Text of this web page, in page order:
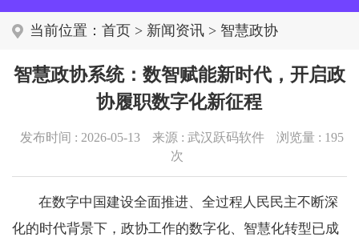
当前位置： 首页> 新闻资讯> 智慧政协
智慧政协系统：数智赋能新时代，开启政
协履职数字化新征程
发布时间 : 2026-05-13 来源 : 武汉跃码软件 浏览量 : 195
次
在数字中国建设全面推进、全过程人民民主不断深
化的时代背景下，政协工作的数字化、智慧化转型已成